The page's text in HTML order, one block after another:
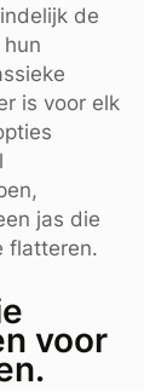
de
is voor elk
jas die
flatteren.
voor